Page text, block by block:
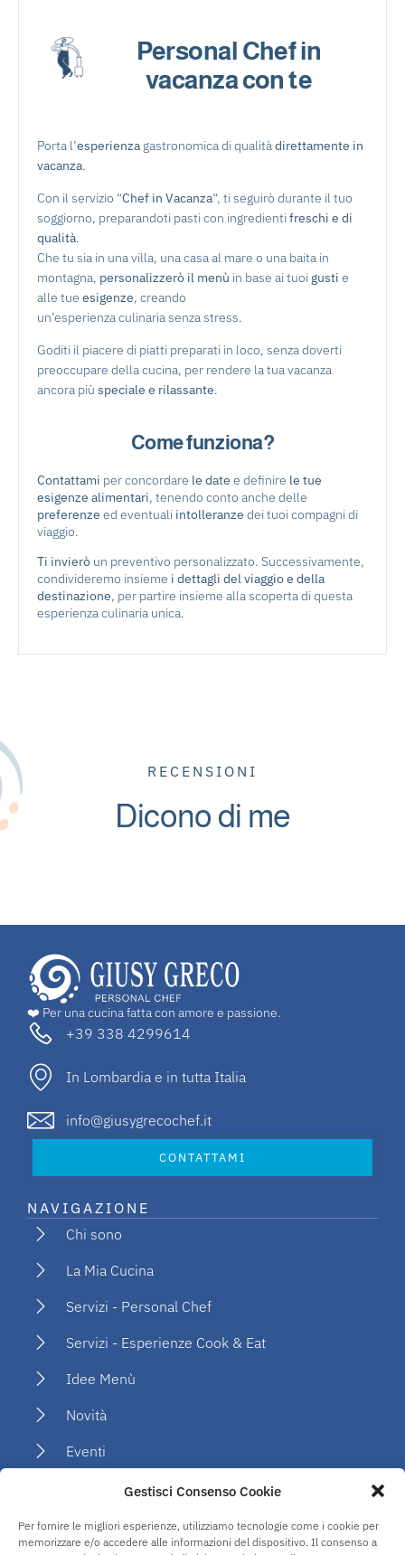
Gestisci Consenso Cookie
Per fornire le migliori esperienze, utilizziamo tecnologie come i cookie per
memorizzare e/o accedere alle informazioni del dispositivo. Il consenso a
Personal Chef in
vacanza con te
Porta l’esperienza gastronomica di qualità direttamente in
vacanza.
Con il servizio “Chef in Vacanza“, ti seguirò durante il tuo
soggiorno, preparandoti pasti con ingredientifreschi e di
qualità.
Che tu sia in una villa, una casa al mare o una baita in
montagna, personalizzerò il menù in base ai tuoi gusti e
alle tue esigenze, creando
un’esperienza culinaria senza stress.
Goditi il piacere di piatti preparati in loco, senza doverti
preoccupare della cucina, per rendere la tua vacanza
ancora più speciale e rilassante.
Come funziona?
Contattami per concordare le date e definire le tue
esigenze alimentari, tenendo conto anche delle
preferenze ed eventuali intolleranze dei tuoi compagni di
viaggio.
Ti invierò un preventivo personalizzato. Successivamente,
condivideremo insieme i dettagli del viaggio e della
destinazione, per partire insieme alla scoperta di questa
esperienza culinaria unica.
RECENSIONI
Dicono di me
❤️ Per una cucina fatta con amore e passione.
+39 338 4299614
In Lombardia e in tutta Italia
info@giusygrecochef.it
CONTATTAMI
NAVIGAZIONE
Chi sono
La Mia Cucina
Servizi - Personal Chef
Servizi - Esperienze Cook & Eat
Idee Menù
Novità
Eventi
PRIVACY